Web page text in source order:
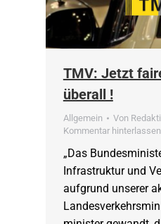
TMV: Jetzt
überall !
Allgemein Von
Kommentar hinterlassen
„Das
Infrastruktur und
aufgrund unserer